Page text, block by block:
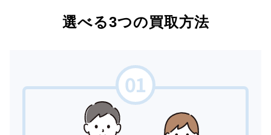
選べる3つの買取方法